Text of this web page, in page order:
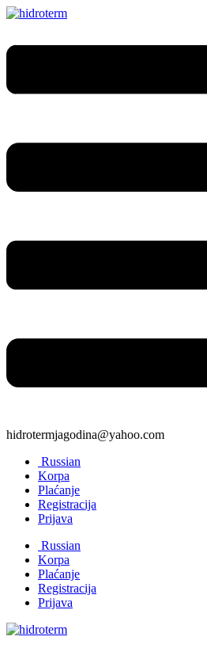
hidrotermjagodina@yahoo.com
Russian
Korpa
Plaćanje
Registracija
Prijava
Russian
Korpa
Plaćanje
Registracija
Prijava